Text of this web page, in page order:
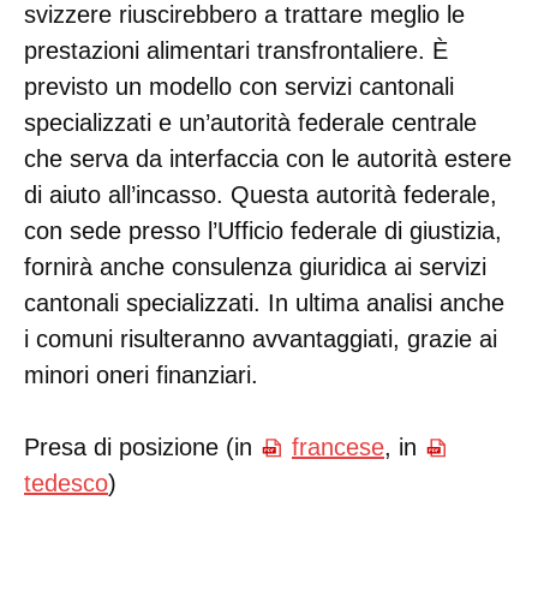
svizzere riuscirebbero a trattare meglio le
prestazioni alimentari transfrontaliere. È
previsto un modello con servizi cantonali
specializzati e un’autorità federale centrale
che serva da interfaccia con le autorità estere
di aiuto all’incasso. Questa autorità federale,
con sede presso l’Ufficio federale di giustizia,
fornirà anche consulenza giuridica ai servizi
cantonali specializzati. In ultima analisi anche
i comuni risulteranno avvantaggiati, grazie ai
minori oneri finanziari.
Presa di posizione (in francese, in
tedesco)